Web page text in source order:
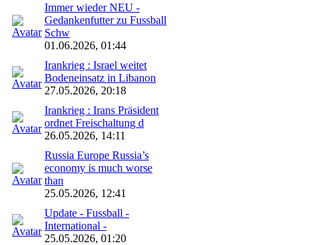
Immer wieder NEU -
Gedankenfutter zu Fussball
Schw
01.06.2026, 01:44
Irankrieg : Israel weitet
Bodeneinsatz in Libanon
27.05.2026, 20:18
Irankrieg : Irans Präsident
ordnet Freischaltung d
26.05.2026, 14:11
Russia Europe Russia’s
economy is much worse
than
25.05.2026, 12:41
Update - Fussball -
International -
25.05.2026, 01:20